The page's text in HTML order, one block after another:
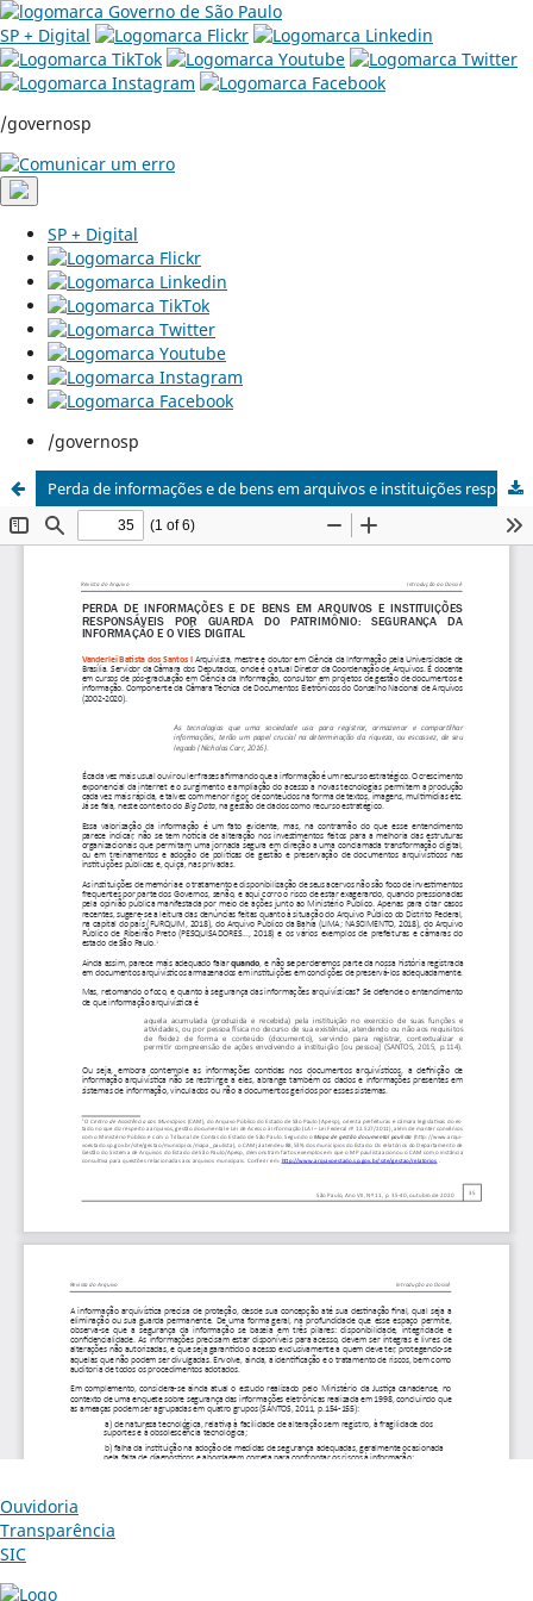
SP + Digital
/governosp
SP + Digital
/governosp
Perda de informações e de bens em arquivos e instituições responsáveis por guarda do patrimônio
Ouvidoria
Transparência
SIC